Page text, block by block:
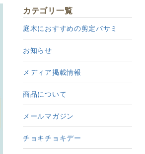
カテゴリ一覧
庭木におすすめの剪定バサミ
お知らせ
メディア掲載情報
商品について
メールマガジン
チョキチョキデー